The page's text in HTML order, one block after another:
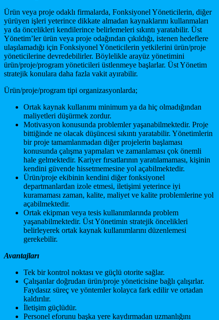
Ürün veya proje odaklı firmalarda, Fonksiyonel Yöneticilerin, diğer
yürüyen işleri yeterince dikkate almadan kaynaklarını kullanmaları
ya da öncelikleri kendilerince belirlemeleri sıkıntı yaratabilir. Üst
Yönetim’ler ürün veya proje odağından çıkıldığı, istenen hedeflere
ulaşılamadığı için Fonksiyonel Yöneticilerin yetkilerini ürün/proje
yöneticilerine devredebilirler. Böylelikle arayüz yönetimini
ürün/proje/program yöneticileri üstlenmeye başlarlar. Üst Yönetim
stratejik konulara daha fazla vakit ayırabilir.
Ürün/proje/program tipi organizasyonlarda;
Ortak kaynak kullanımı minimum ya da hiç olmadığından
maliyetleri düşürmek zordur.
Motivasyon konusunda problemler yaşanabilmektedir. Proje
bittiğinde ne olacak düşüncesi sıkıntı yaratabilir. Yönetimlerin
bir proje tamamlanmadan diğer projelerin başlaması
konusunda çalışma yapmaları ve zamanlaması çok önemli
hale gelmektedir. Kariyer fırsatlarının yaratılamaması, kişinin
kendini güvende hissetmemesine yol açabilmektedir.
Ürün/proje ekibinin kendini diğer fonksiyonel
departmanlardan izole etmesi, iletişimi yeterince iyi
kuramaması zaman, kalite, maliyet ve kalite problemlerine yol
açabilmektedir.
Ortak ekipman veya tesis kullanımlarında problem
yaşanabilmektedir. Üst Yönetimin stratejik öncelikleri
belirleyerek ortak kaynak kullanımlarını düzenlemesi
gerekebilir.
Avantajları
Tek bir kontrol noktası ve güçlü otorite sağlar.
Çalışanlar doğrudan ürün/proje yöneticisine bağlı çalışırlar.
Faydasız süreç ve yöntemler kolayca fark edilir ve ortadan
kaldırılır.
İletişim güçlüdür.
Personel eforunu başka yere kaydırmadan uzmanlığını